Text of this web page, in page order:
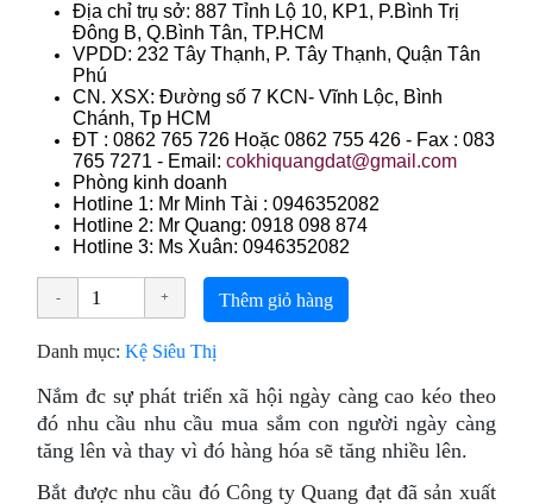
Địa chỉ trụ sở: 887 Tỉnh Lộ 10, KP1, P.Bình Trị
Đông B, Q.Bình Tân, TP.HCM
VPDD: 232 Tây Thạnh, P. Tây Thạnh, Quận Tân
Phú
CN. XSX: Đường số 7 KCN- Vĩnh Lộc, Bình
Chánh, Tp HCM
ÐT : 0862 765 726 Hoặc 0862 755 426 - Fax : 083
765 7271 - Email:cokhiquangdat@gmail.com
Phòng kinh doanh
Hotline 1: Mr Minh Tài : 0946352082
Hotline 2: Mr Quang: 0918 098 874
Hotline 3: Ms Xuân: 0946352082
Thêm giỏ hàng
Danh mục:Kệ Siêu Thị
Nắm đc sự phát triển xã hội ngày càng cao kéo theo
đó nhu cầu nhu cầu mua sắm con người ngày càng
tăng lên và thay vì đó hàng hóa sẽ tăng nhiều lên.
Bắt được nhu cầu đó Công ty Quang đạt đã sản xuất